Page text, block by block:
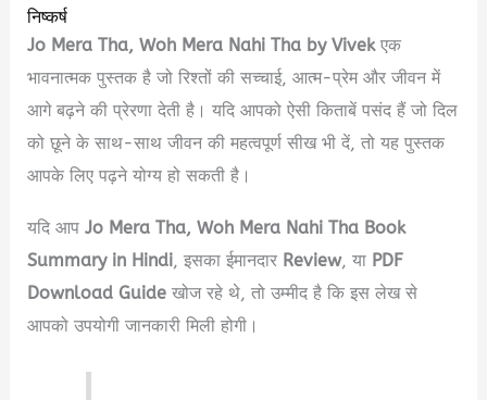
निष्कर्ष
Jo Mera Tha, Woh Mera Nahi Tha by Vivekएक
भावनात्मक पुस्तक है जो रिश्तों की सच्चाई, आत्म-प्रेम और जीवन में
आगे बढ़ने की प्रेरणा देती है। यदि आपको ऐसी किताबें पसंद हैं जो दिल
को छूने के साथ-साथ जीवन की महत्वपूर्ण सीख भी दें, तो यह पुस्तक
आपके लिए पढ़ने योग्य हो सकती है।
यदि आपJo Mera Tha, Woh Mera Nahi Tha Book
Summary in Hindi, इसका ईमानदार Review, या PDF
Download Guide खोज रहे थे, तो उम्मीद है कि इस लेख से
आपको उपयोगी जानकारी मिली होगी।